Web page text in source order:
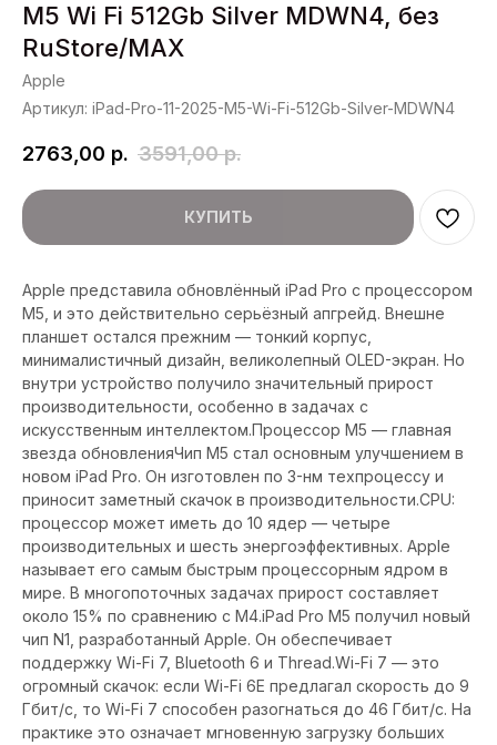
M5 Wi Fi 512Gb Silver MDWN4, без
RuStore/MAX
Apple
Артикул: iPad-Pro-11-2025-M5-Wi-Fi-512Gb-Silver-MDWN4
2763,00 р. 3591,00 р.
КУПИТЬ
Apple представила обновлённый iPad Pro с процессором
M5, и это действительно серьёзный апгрейд. Внешне
планшет остался прежним — тонкий корпус,
минималистичный дизайн, великолепный OLED-экран. Но
внутри устройство получило значительный прирост
производительности, особенно в задачах с
искусственным интеллектом.Процессор M5 — главная
звезда обновленияЧип M5 стал основным улучшением в
новом iPad Pro. Он изготовлен по 3-нм техпроцессу и
приносит заметный скачок в производительности.CPU:
процессор может иметь до 10 ядер — четыре
производительных и шесть энергоэффективных. Apple
называет его самым быстрым процессорным ядром в
мире. В многопоточных задачах прирост составляет
около 15% по сравнению с M4.iPad Pro M5 получил новый
чип N1, разработанный Apple. Он обеспечивает
поддержку Wi-Fi 7, Bluetooth 6 и Thread.Wi-Fi 7 — это
огромный скачок: если Wi-Fi 6E предлагал скорость до 9
Гбит/с, то Wi-Fi 7 способен разогнаться до 46 Гбит/с. На
практике это означает мгновенную загрузку больших